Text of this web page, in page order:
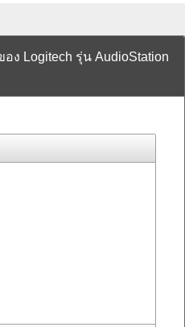
ง Logitech รุ่น AudioStation